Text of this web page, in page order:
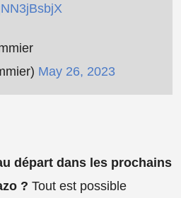
May 26, 2023
départ dans les prochains
? Tout est possible